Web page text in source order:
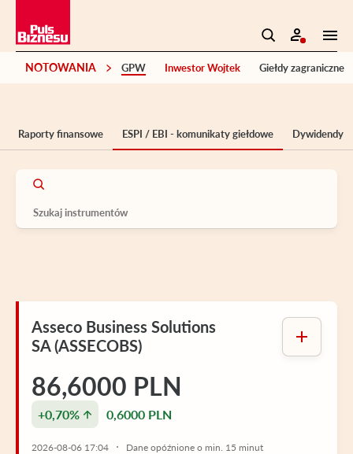
NOTOWANIA GPW Inwestor Wojtek Giełdy zagraniczne
Raporty finansowe ESPI / EBI - komunikaty giełdowe Dywidendy
Asseco Business Solutions
SA (ASSECOBS)
86,6000 PLN
+0,70% 0,6000 PLN
2026-08-06 17:04 Dane opóźnione o min. 15 minut